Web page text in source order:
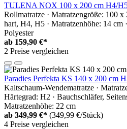
TULENA NOX 100 x 200 cm H4/
Rollmatratze · Matratzengröße: 100
hart, H4, H5 · Matratzenhöhe: 14 cm
Polyester
ab 159,90 €*
2 Preise vergleichen
Paradies Perfekta KS 140 x 200 cm
Kaltschaum-Wendematratze ·
Härtegrad: H2 · Bauchschläfer,
Matratzenhöhe: 22 cm
ab 349,99 €* (349,99 €/Stück)
4 Preise vergleichen